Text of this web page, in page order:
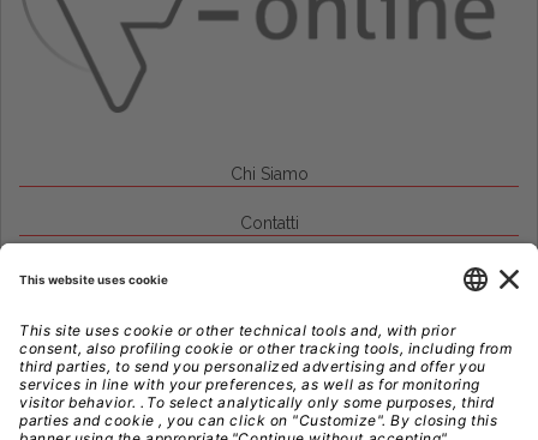
Chi Siamo
Contatti
Note Legali
Privacy
Gestione Cookie